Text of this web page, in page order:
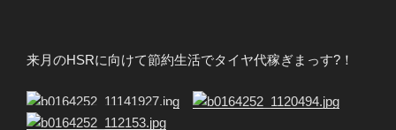
来月のHSRに向けて節約生活でタイヤ代稼ぎまっす?！